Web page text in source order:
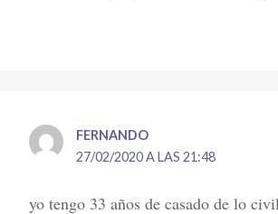
FERNANDO
27/02/2020 A LAS 21:48
yo tengo 33 años de casado de lo